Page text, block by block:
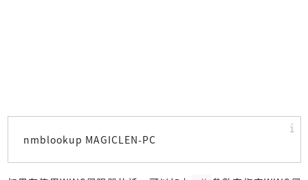
nmblookup MAGICLEN-PC